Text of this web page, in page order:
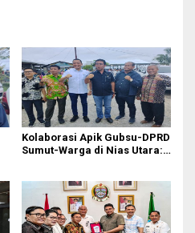
Kolaborasi Apik Gubsu-DPRD
Sumut-Warga di Nias Utara: